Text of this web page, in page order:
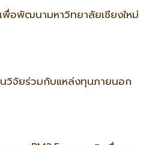
อพัฒนามหาวิทยาลัยเชียงใหม่
วิจัยร่วมกับแหล่งทุนภายนอก